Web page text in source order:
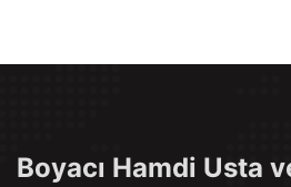
Boyacı Hamdi Usta